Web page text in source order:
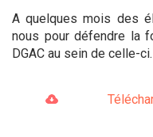
A quelques mois des
nous pour défendre la
DGAC au sein de celle-